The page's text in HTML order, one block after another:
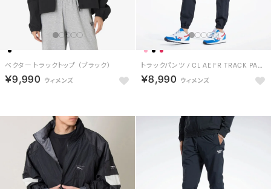
ベクター トラックトップ （ブラック）
￥9,990
トラックパンツ / CL AE FR TRACK PANTS（ナイトブラック）
￥8,990